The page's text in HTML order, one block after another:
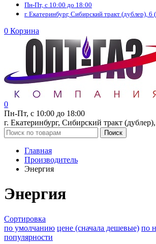
Пн-Пт, с 10:00 до 18:00
г. Екатеринбург, Сибирский тракт (дублер),
0 Корзина
0
Пн-Пт, с 10:00 до 18:00
г. Екатеринбург, Сибирский тракт
Поиск
Главная
Производитель
Энергия
Энергия
Сортировка
по умолчанию цене (сначала дешевые) по
популярности